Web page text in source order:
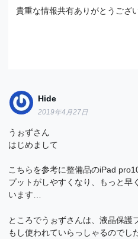
貴重な情報共有ありがとうござ
Hide
2019年4月27日
うぉずさん
はじめまして
こちらを参考に整備品のiPad
プットがしやすくなり、もっと早
います…
ところでうぉずさんは、液晶保護
もし使われていらっしゃるのでし